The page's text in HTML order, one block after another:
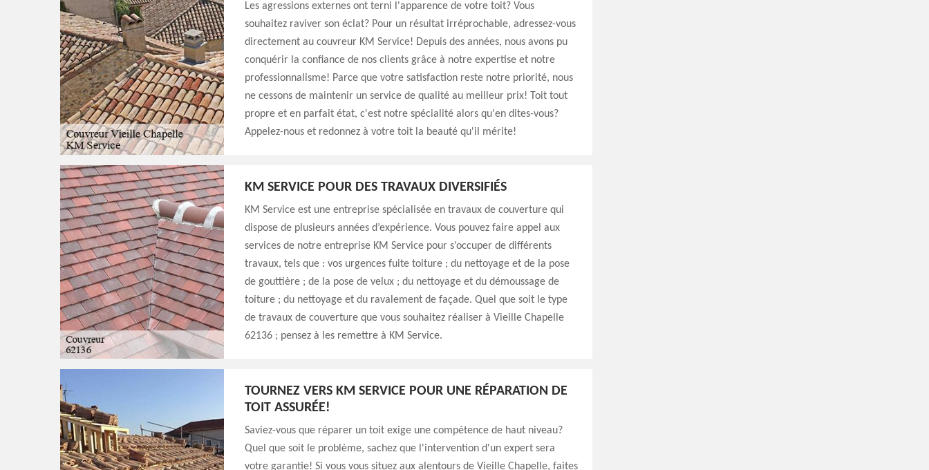
Les agressions externes ont terni l'apparence de votre toit? Vous
souhaitez raviver son éclat? Pour un résultat irréprochable, adressez-vous
directement au couvreur KM Service! Depuis des années, nous avons pu
conquérir la confiance de nos clients grâce à notre expertise et notre
professionnalisme! Parce que votre satisfaction reste notre priorité, nous
ne cessons de maintenir un service de qualité au meilleur prix! Toit tout
propre et en parfait état, c'est notre spécialité alors qu'en dites-vous?
Appelez-nous et redonnez à votre toit la beauté qu'il mérite!
KM SERVICE POUR DES TRAVAUX DIVERSIFIÉS
KM Service est une entreprise spécialisée en travaux de couverture qui
dispose de plusieurs années d’expérience. Vous pouvez faire appel aux
services de notre entreprise KM Service pour s’occuper de différents
travaux, tels que : vos urgences fuite toiture ; du nettoyage et de la pose
de gouttière ; de la pose de velux ; du nettoyage et du démoussage de
toiture ; du nettoyage et du ravalement de façade. Quel que soit le type
de travaux de couverture que vous souhaitez réaliser à Vieille Chapelle
62136 ; pensez à les remettre à KM Service.
TOURNEZ VERS KM SERVICE POUR UNE RÉPARATION DE
TOIT ASSURÉE!
Saviez-vous que réparer un toit exige une compétence de haut niveau?
Quel que soit le problème, sachez que l'intervention d'un expert sera
votre garantie! Si vous vous situez aux alentours de Vieille Chapelle, faites